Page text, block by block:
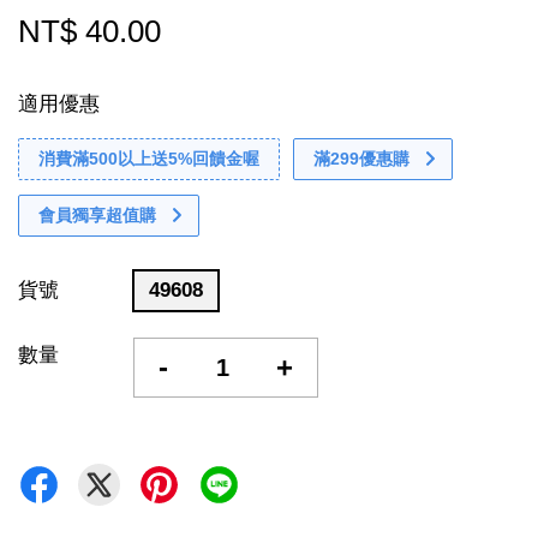
NT$ 40.00
適用優惠
消費滿500以上送5%回饋金喔 滿299優惠購
會員獨享超值購
貨號 49608
數量 - +